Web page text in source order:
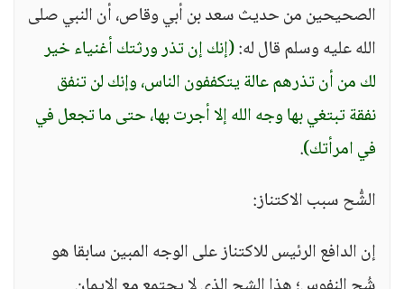
الصحيحين من حديث سعد بن أبي وقاص، أن النبي صلى
الله عليه وسلم قال له:(إنك إن تذر ورثتك أغنياء خير
لك من أن تذرهم عالة يتكففون الناس، وإنك لن تنفق
نفقة تبتغي بها وجه الله إلا أجرت بها، حتى ما تجعل في
في امرأتك).
الشُّح سبب الاكتناز:
إن الدافع الرئيس للاكتناز على الوجه المبين سابقا هو